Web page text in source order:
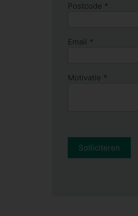
Postcode *
Email *
Motivatie *
Solliciteren